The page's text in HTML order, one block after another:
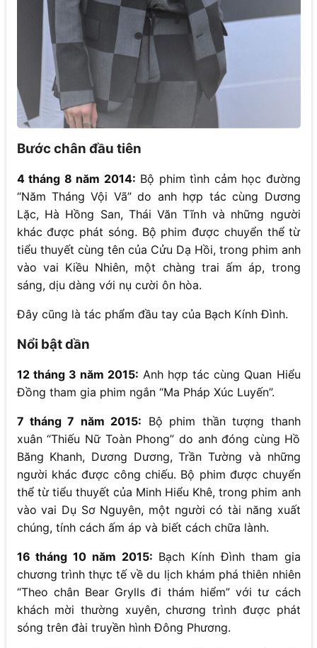
Bước chân đầu tiên
4 tháng 8 năm 2014: Bộ phim tình cảm học đường
“Năm Tháng Vội Vã” do anh hợp tác cùng Dương
Lặc, Hà Hồng San, Thái Văn Tĩnh và những người
khác được phát sóng. Bộ phim được chuyển thể từ
tiểu thuyết cùng tên của Cửu Dạ Hồi, trong phim anh
vào vai Kiều Nhiên, một chàng trai ấm áp, trong
sáng, dịu dàng với nụ cười ôn hòa.
Đây cũng là tác phẩm đầu tay của Bạch Kính Đình.
Nổi bật dần
12 tháng 3 năm 2015: Anh hợp tác cùng Quan Hiểu
Đồng tham gia phim ngắn “Ma Pháp Xúc Luyến”.
7 tháng 7 năm 2015: Bộ phim thần tượng thanh
xuân “Thiếu Nữ Toàn Phong” do anh đóng cùng Hồ
Băng Khanh, Dương Dương, Trần Tường và những
người khác được công chiếu. Bộ phim được chuyển
thể từ tiểu thuyết của Minh Hiểu Khê, trong phim anh
vào vai Dụ Sơ Nguyên, một người có tài năng xuất
chúng, tính cách ấm áp và biết cách chữa lành.
16 tháng 10 năm 2015: Bạch Kính Đình tham gia
chương trình thực tế về du lịch khám phá thiên nhiên
“Theo chân Bear Grylls đi thám hiểm” với tư cách
khách mời thường xuyên, chương trình được phát
sóng trên đài truyền hình Đông Phương.